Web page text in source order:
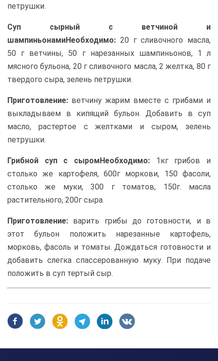
петрушки.
Суп сырный с ветчиной и
шампиньонамиНеобходимо: 20 г сливочного масла,
50 г ветчины, 50 г нарезанных шампиньонов, 1 л
мясного бульона, 20 г сливочного масла, 2 желтка, 80 г
твердого сыра, зелень петрушки.
Приготовление: ветчину жарим вместе с грибами и
выкладываем в кипящий бульон. Добавить в суп
масло, растертое с желтками и сыром, зелень
петрушки.
Грибной суп с сыромНеобходимо: 1кг грибов и
столько же картофеля, 600г моркови, 150 фасоли,
столько же муки, 300 г томатов, 150г. масла
растительного, 200г сыра.
Приготовление: варить грибы до готовности, и в
этот бульон положить нарезанные картофель,
морковь, фасоль и томаты. Дождаться готовности и
добавить слегка спассерованную муку. При подаче
положить в суп тертый сыр.